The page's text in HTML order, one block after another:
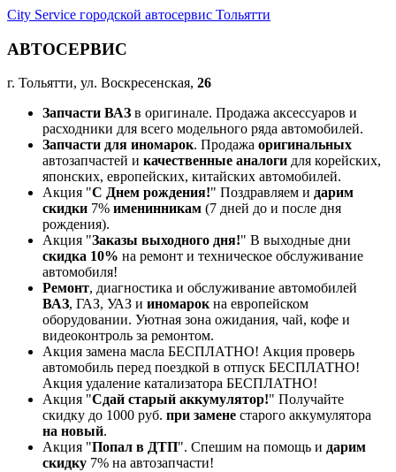
City Service городской автосервис Тольятти
АВТОСЕРВИС
г. Тольятти, ул. Воскресенская, 26
Запчасти ВАЗ в оригинале. Продажа аксессуаров и
расходники для всего модельного ряда автомобилей.
Запчасти для иномарок. Продажа оригинальных
автозапчастей и качественные аналоги для корейских,
японских, европейских, китайских автомобилей.
Акция "С Днем рождения!" Поздравляем и дарим
скидки 7% именинникам (7 дней до и после дня
рождения).
Акция "Заказы выходного дня!" В выходные дни
скидка 10% на ремонт и техническое обслуживание
автомобиля!
Ремонт, диагностика и обслуживание автомобилей
ВАЗ, ГАЗ, УАЗ и иномарокна европейском
оборудовании. Уютная зона ожидания, чай, кофе и
видеоконтроль за ремонтом.
Акция замена масла БЕСПЛАТНО! Акция проверь
автомобиль перед поездкой в отпуск БЕСПЛАТНО!
Акция удаление катализатора БЕСПЛАТНО!
Акция "Сдай старый аккумулятор!" Получайте
скидку до 1000 руб. при замене старого аккумулятора
на новый.
Акция "Попал в ДТП". Спешим на помощь и дарим
скидку 7% на автозапчасти!